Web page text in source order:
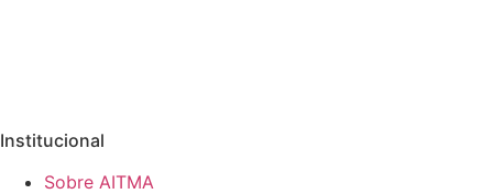
Institucional
Sobre AITMA